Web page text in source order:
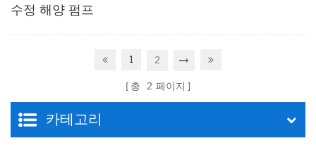
수정 해양 펌프
1 2
총 2 페이지
카테고리